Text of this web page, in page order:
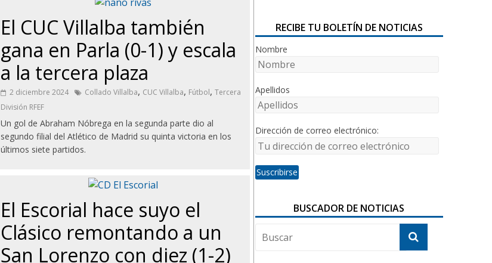
El CUC Villalba también
gana en Parla (0-1) y escala
a la tercera plaza
2 diciembre 2024 Collado Villalba, CUC Villalba, Fútbol, Tercera
División RFEF
Un gol de Abraham Nóbrega en la segunda parte dio al
segundo filial del Atlético de Madrid su quinta victoria en los
últimos siete partidos.
El Escorial hace suyo el
Clásico remontando a un
San Lorenzo con diez (1-2)
RECIBE TU BOLETÍN DE NOTICIAS
Nombre
Apellidos
Dirección de correo electrónico:
BUSCADOR DE NOTICIAS